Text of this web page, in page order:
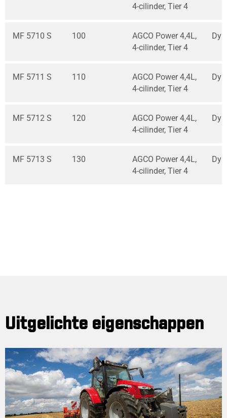
4-cilinder, Tier 4
MF 5710 S 100
AGCO Power 4,4L,
4-cilinder, Tier 4
MF 5711 S 110
AGCO Power 4,4L,
4-cilinder, Tier 4
MF 5712 S 120
AGCO Power 4,4L,
4-cilinder, Tier 4
MF 5713 S 130
AGCO Power 4,4L,
4-cilinder, Tier 4
Uitgelichte eigenschappen